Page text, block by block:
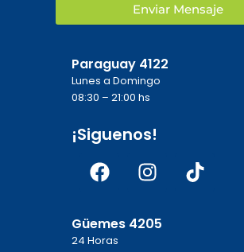
Enviar Mensaje
Paraguay 4122
Lunes a Domingo
08:30 – 21:00 hs
¡Siguenos!
Facebook
Instagram
Tiktok
Güemes 4205
24 Horas